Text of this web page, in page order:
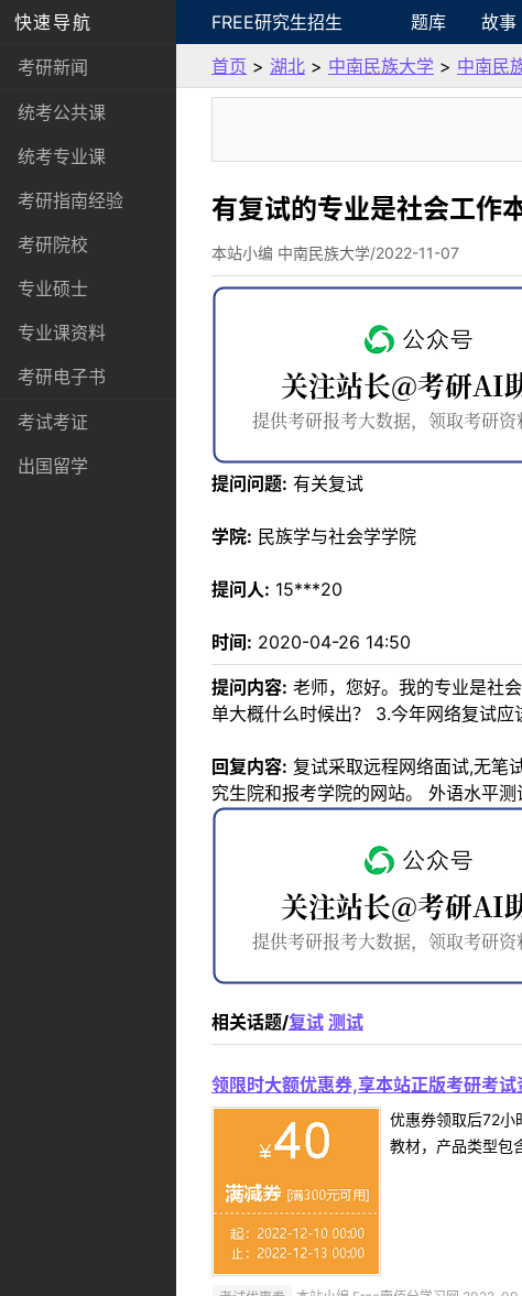
快速导航
考研新闻
统考公共课
统考专业课
考研指南经验
考研院校
专业硕士
专业课资料
考研电子书
考试考证
出国留学
FREE研究生招生 题库 故事
首页 > 湖北 > 中南民族大学 > 中南民
有复试的专业是社会工作
本站小编 中南民族大学/2022-11-07
提问问题: 有关复试
学院: 民族学与社会学学院
提问人: 15***20
时间: 2020-04-26 14:50
提问内容: 老师，您好。我的专业是社
单大概什么时候出？ 3.今年网络复试应
回复内容: 复试采取远程网络面试,无笔
究生院和报考学院的网站。 外语水平
相关话题/复试 测试
领限时大额优惠券,享本站正版考研考试
优惠券领取后72小
教材，产品类型包